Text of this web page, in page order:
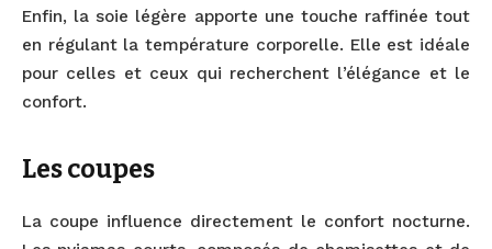
Enfin, la soie légère apporte une touche raffinée tout
en régulant la température corporelle. Elle est idéale
pour celles et ceux qui recherchent l’élégance et le
confort.
Les coupes
La coupe influence directement le confort nocturne.